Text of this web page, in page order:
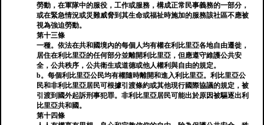
勞動，在軍隊中的服役，工作或服務，構成正常民事義務的一部分，
或在緊急情況或災難威脅到其生命或福祉時施加的服務該社區不應被
視為強迫勞動。
第十三條
一種。依法在共和國境內的每個人均有權在利比里亞各地自由遷徙，
居住在利比里亞的任何部分並離開利比里亞，但應遵守維護公共安
全，公共秩序，公共衛生或道德或他人權利與自由的規定。
b。每個利比里亞公民均有權隨時離開和進入利比里亞。利比里亞公
民和非利比里亞居民可根據引渡條約或其他現行國際協議的規定，被
引渡到國外起訴刑事犯罪。非利比里亞居民可能出於原因被驅逐出利
比里亞共和國。
第十四條